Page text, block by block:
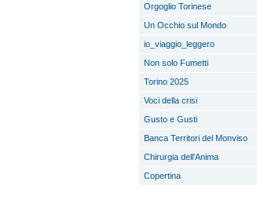
Orgoglio Torinese
Un Occhio sul Mondo
io_viaggio_leggero
Non solo Fumetti
Torino 2025
Voci della crisi
Gusto e Gusti
Banca Territori del Monviso
Chirurgia dell'Anima
Copertina